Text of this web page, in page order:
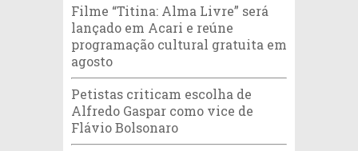
Filme “Titina: Alma Livre” será
lançado em Acari e reúne
programação cultural gratuita em
agosto
Petistas criticam escolha de
Alfredo Gaspar como vice de
Flávio Bolsonaro